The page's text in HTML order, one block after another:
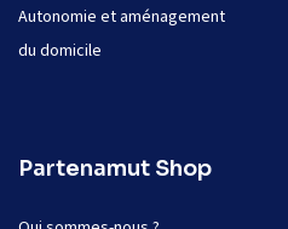
Autonomie et aménagement
du domicile
Partenamut Shop